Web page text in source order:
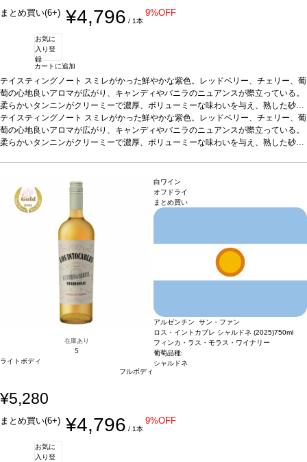
まとめ買い(6+) ¥4,796 / 1本
9%OFF
お気に
入り登
録
カートに追加
テイスティングノート スミレがかった鮮やかな紫色。レッドベリー、チェリー、葡
萄の心地良いアロマが広がり、キャンディやバニラのニュアンスが際立っている。
柔らかいタンニンがクリーミーで濃厚、ボリューミーな味わいを与え、熟した砂糖
漬け果実の風味と、トーストしたオークのスモークと調和し、長い余韻のフィニッ
シュが残る。合う料理グリルした赤肉、シチュー、マッシュルームソースのパス
タ、チーズなどと好相性。 葡萄品種マルベック 100%*本ヴィンテージが在庫切れ
テイスティングノート スミレがかった鮮やかな紫色。レッドベリー、チェリー、葡
萄の心地良いアロマが広がり、キャンディやバニラのニュアンスが際立っている。
柔らかいタンニンがクリーミーで濃厚、ボリューミーな味わいを与え、熟した砂糖
タ、チーズなどと好相性。
マルベック 100%
の場合、在庫があり価格が同様の場合は自動的に次のヴィンテージに変更されま
す、ご了承ください。
在庫あり
5
ライトボディ
フルボディ
白ワイン
オフドライ
まとめ買い
アルゼンチン サン・ファン
ロス・イントカブレ シャルドネ (2025)750ml
フィンカ・ラス・モラス・ワイナリー
葡萄品種:
シャルドネ
¥5,280
まとめ買い(6+) ¥4,796 / 1本
9%OFF
お気に
入り登